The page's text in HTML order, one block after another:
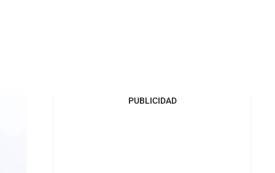
PUBLICIDAD